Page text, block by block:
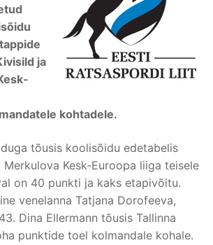
ja
kohtadele.
tõusis koolisõidu edetabelis
Merkulova Kesk-Euroopa liiga teisele
on 40 punkti ja kaks etapivõitu.
venelanna Tatjana Dorofeeva,
Dina Ellermann tõusis Tallinna
punktide toel kolmandale kohale.